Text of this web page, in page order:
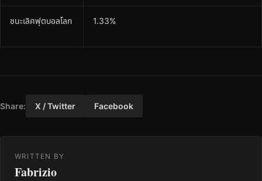
ชนะเลิศฟุตบอลโลก 1.33%
Share: X / Twitter Facebook
WRITTEN BY
Fabrizio